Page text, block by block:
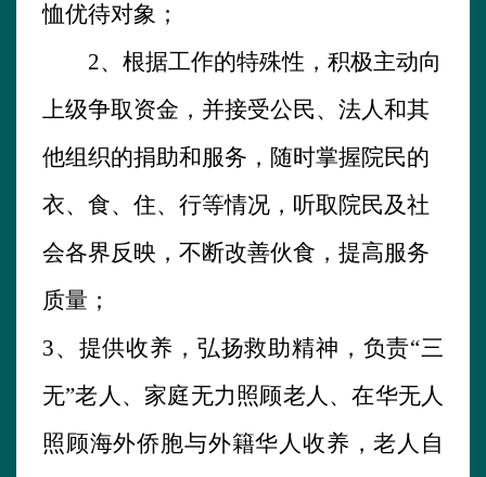
恤优待对象；
2、根据工作的特殊性，积极主动向
上级争取资金，并接受公民、法人和其
他组织的捐助和服务，随时掌握院民的
衣、食、住、行等情况，听取院民及社
会各界反映，不断改善伙食，提高服务
质量；
3、提供收养，弘扬救助精神，负责“三
无”老人、家庭无力照顾老人、在华无人
照顾海外侨胞与外籍华人收养，老人自